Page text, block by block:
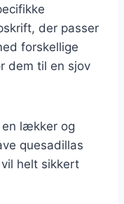
der passer
forskellige
dem til en sjov
lækker og
quesadillas
helt sikkert